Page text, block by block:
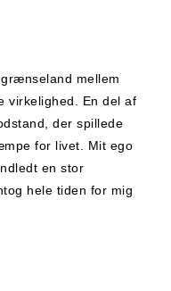
mellem
virkelighed. En del af
der spillede
for livet. Mit ego
en stor
hele tiden for mig